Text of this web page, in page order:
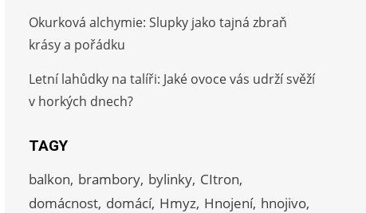
Okurková alchymie: Slupky jako tajná zbraň
krásy a pořádku
Letní lahůdky na talíři: Jaké ovoce vás udrží svěží
v horkých dnech?
TAGY
balkon brambory bylinky CItron
domácnost domácí Hmyz Hnojení hnojivo